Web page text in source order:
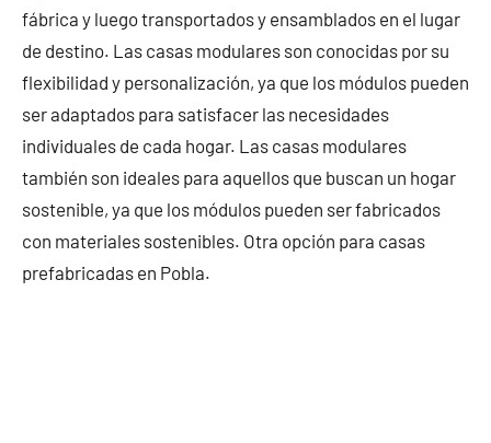
fábrica y luego transportados y ensamblados en el lugar
de destino. Las casas modulares son conocidas por su
flexibilidad y personalización, ya que los módulos pueden
ser adaptados para satisfacer las necesidades
individuales de cada hogar. Las casas modulares
también son ideales para aquellos que buscan un hogar
sostenible, ya que los módulos pueden ser fabricados
con materiales sostenibles. Otra opción para casas
prefabricadas en Pobla.